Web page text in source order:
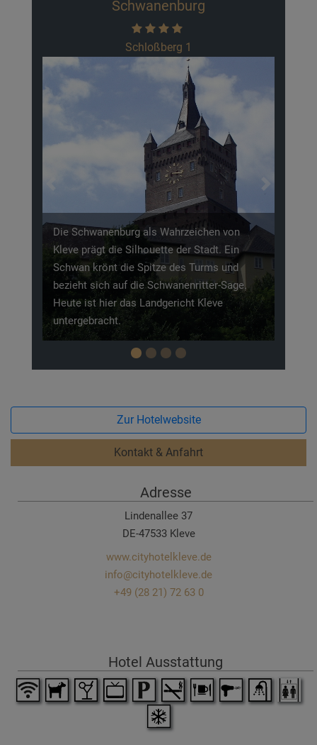
als Wahrzeichen von
der Stadt. Ein
Spitze des Turms und
Schwanenritter-Sage.
Landgericht Kleve
Im 17. Jahrhundert
von Nassau-Siegen seine
die Umgebung zu einer
Parklandschaft. Zu ihr
anderem das Amphitheater
Forstgarten.
Next
Zur Hotelwebsite
Kontakt & Anfahrt
Adresse
Lindenallee 37
DE-47533 Kleve
www.cityhotelkleve.de
info@cityhotelkleve.de
+49 (28 21) 72 63 0
Hotel Ausstattung